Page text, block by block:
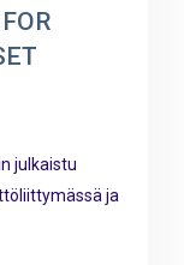
julkaistu
ja